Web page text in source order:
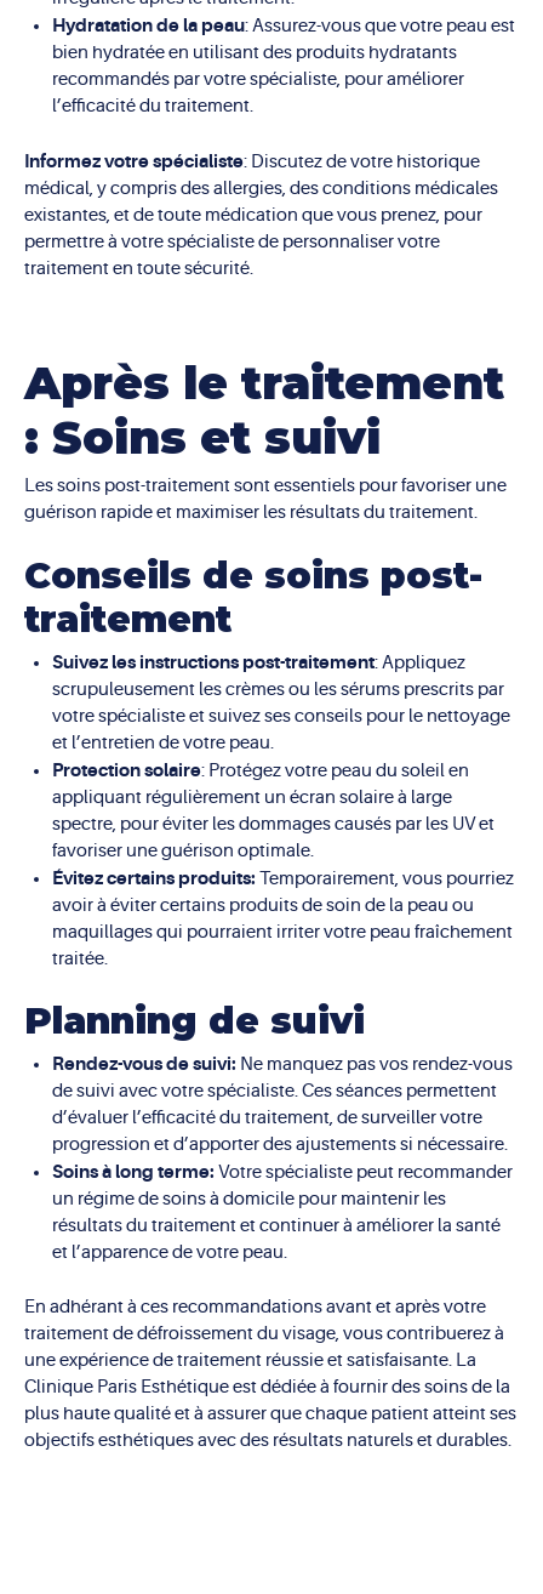
Hydratation de la peau: Assurez-vous que votre peau est
bien hydratée en utilisant des produits hydratants
recommandés par votre spécialiste, pour améliorer
l’efficacité du traitement.
Informez votre spécialiste: Discutez de votre historique
médical, y compris des allergies, des conditions médicales
existantes, et de toute médication que vous prenez, pour
permettre à votre spécialiste de personnaliser votre
traitement en toute sécurité.
Après le traitement
: Soins et suivi
Les soins post-traitement sont essentiels pour favoriser une
guérison rapide et maximiser les résultats du traitement.
Conseils de soins post-
traitement
Suivez les instructions post-traitement: Appliquez
scrupuleusement les crèmes ou les sérums prescrits par
votre spécialiste et suivez ses conseils pour le nettoyage
et l’entretien de votre peau.
Protection solaire: Protégez votre peau du soleil en
appliquant régulièrement un écran solaire à large
spectre, pour éviter les dommages causés par les UV et
favoriser une guérison optimale.
Évitez certains produits: Temporairement, vous pourriez
avoir à éviter certains produits de soin de la peau ou
maquillages qui pourraient irriter votre peau fraîchement
traitée.
Planning de suivi
Rendez-vous de suivi: Ne manquez pas vos rendez-vous
de suivi avec votre spécialiste. Ces séances permettent
d’évaluer l’efficacité du traitement, de surveiller votre
progression et d’apporter des ajustements si nécessaire.
Soins à long terme: Votre spécialiste peut recommander
un régime de soins à domicile pour maintenir les
résultats du traitement et continuer à améliorer la santé
et l’apparence de votre peau.
En adhérant à ces recommandations avant et après votre
traitement de défroissement du visage, vous contribuerez à
une expérience de traitement réussie et satisfaisante. La
Clinique Paris Esthétique est dédiée à fournir des soins de la
plus haute qualité et à assurer que chaque patient atteint ses
objectifs esthétiques avec des résultats naturels et durables.